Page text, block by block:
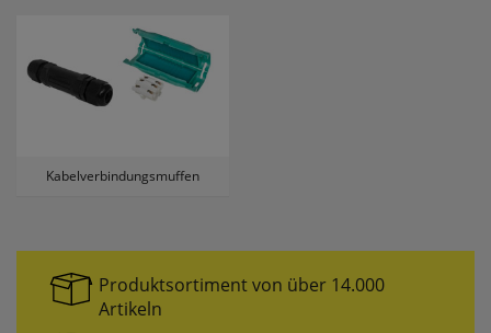
Kabelverbindungsmuffen
Produktsortiment von über 14.000
Artikeln